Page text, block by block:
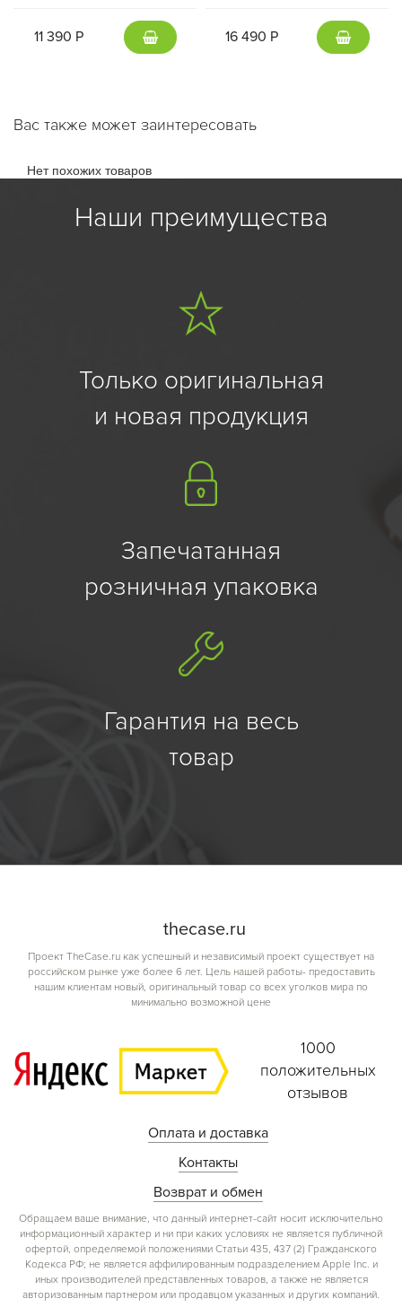
11 390 Р 16 490 Р
Вас также может заинтересовать
Нет похожих товаров
Наши преимущества
Только оригинальная
и новая продукция
Запечатанная
розничная упаковка
Гарантия на весь
товар
thecase.ru
Проект TheCase.ru как успешный и независимый проект существует на
российском рынке уже более 6 лет. Цель нашей работы- предоставить
нашим клиентам новый, оригинальный товар со всех уголков мира по
минимально возможной цене
1000
положительных
отзывов
Оплата и доставка
Контакты
Возврат и обмен
Обращаем ваше внимание, что данный интернет-сайт носит исключительно
информационный характер и ни при каких условиях не является публичной
офертой, определяемой положениями Статьи 435, 437 (2) Гражданского
Кодекса РФ; не является аффилированным подразделением Apple Inc. и
иных производителей представленных товаров, а также не является
авторизованным партнером или продавцом указанных и других компаний.